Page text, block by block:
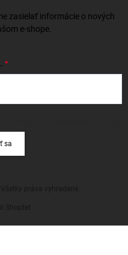
zasielať informácie o nových
e-shope.
sa